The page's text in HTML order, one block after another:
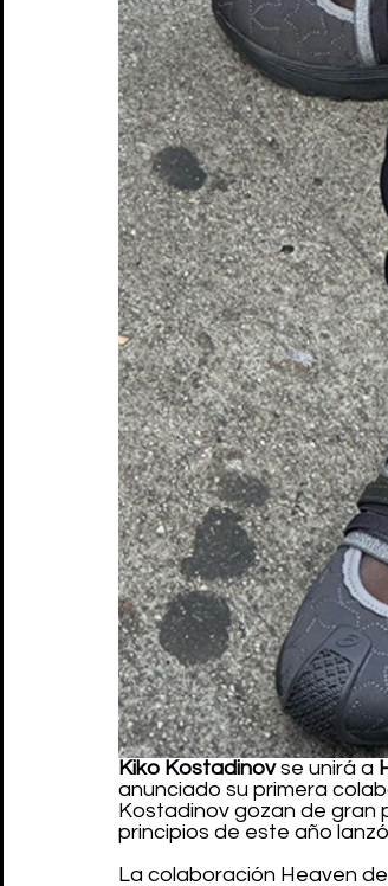
Kiko Kostadinov se unirá a
anunciado su primera
Kostadinov gozan de gran
principios de este año
La colaboración Heaven